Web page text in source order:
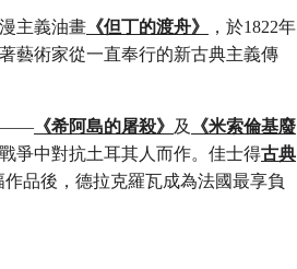
主義油畫 《但丁的渡舟》
，於1822年
藝術家從一直奉行的新古典主義傳
—— 《希阿島的屠殺》 及
《米索倫基廢
爭中對抗土耳其人而作。佳士得古典
作品後，德拉克羅瓦成為法國最享負